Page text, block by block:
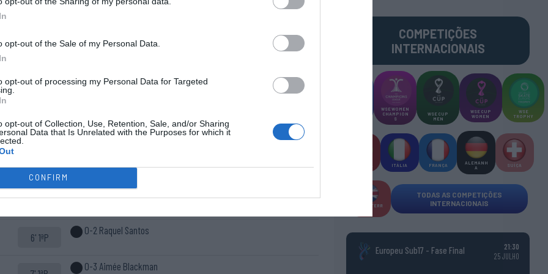
opt-out of the Sale of my Personal Data.
opt-out of processing my Personal Data for Targeted
opt-out of Collection, Use, Retention, Sale, and/or Sharing
Data that Is Unrelated with the Purposes for which it
CONFIRM
jogo.
2 - Marlene Sousa
2' 1ªP
6' 1ªP
0-2 Raquel Santos
0-3 Aimée Blackman
COMPETIÇÕES
INTERNACIONAIS
WSE WOMEN
CHAMPION
S
WSE CUP
MEN
WSE CUP
WOMEN
WSE
TROPHY
ITÁLIA FRANÇA
ALEMANH
A
SUÍÇA
INGLATERR
TODAS AS COMPETIÇÕES
INTERNACIONAIS
Europeu Sub17 - Fase Final
21:30
25 JULHO